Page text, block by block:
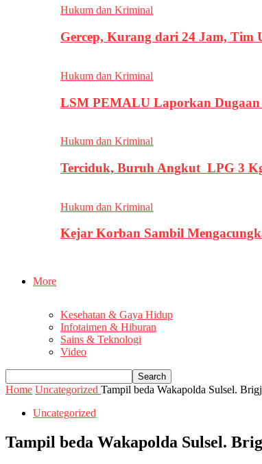
Hukum dan Kriminal
Gercep, Kurang dari 24 Jam,
Hukum dan Kriminal
LSM PEMALU Laporkan
Hukum dan Kriminal
Terciduk, Buruh Angkut LPG 3
Hukum dan Kriminal
Kejar Korban Sambil
More
Kesehatan & Gaya Hidup
Infotaimen & Hiburan
Sains & Teknologi
Video
Home Uncategorized Tampil beda Wakapolda Sulsel.
Uncategorized
Tampil beda Wakapolda Sulsel.